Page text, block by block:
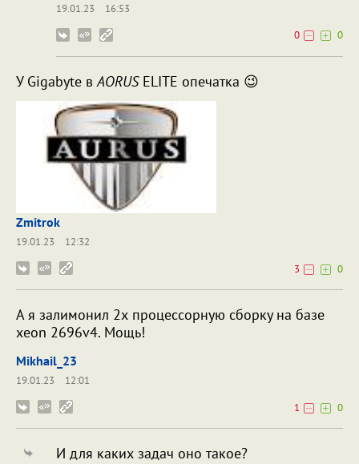
19.01.23
16:53
0
0
У Gigabyte вAORUSELITE опечатка 😉
Zmitrok
19.01.23
12:32
3
0
А я залимонил 2х процессорную сборку на базе
xeon 2696v4. Мощь!
Mikhail_23
19.01.23
12:01
1
0
И для каких задач оно такое?